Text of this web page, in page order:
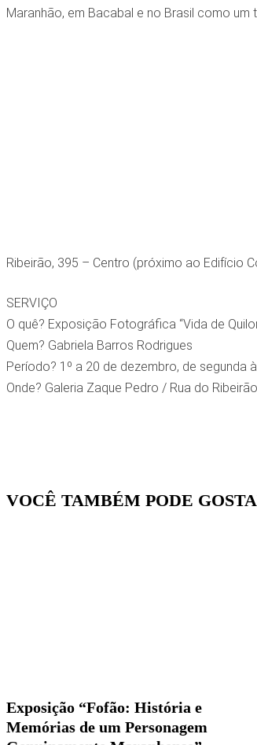
Maranhão, em Bacabal e no Brasil como um
Ribeirão, 395 – Centro (próximo ao Edifício
SERVIÇO
O quê? Exposição Fotográfica “Vida de
Quem? Gabriela Barros Rodrigues
Período? 1º a 20 de dezembro, de segunda
Onde? Galeria Zaque Pedro / Rua do
VOCÊ TAMBÉM PODE
Exposição “Fofão: História e
Memórias de um Personagem